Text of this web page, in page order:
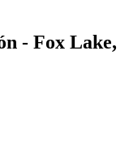
- Fox Lake,